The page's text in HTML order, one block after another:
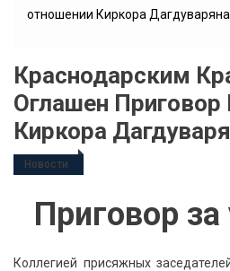
отношении Киркора Дагдуваряна.
Краснодарским
Оглашен
Киркора
Новости
Приговор за
Коллегией присяжных